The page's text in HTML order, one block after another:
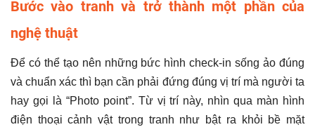
Bước vào tranh và trở thành một phần của
nghệ thuật
Để có thể tạo nên những bức hình check-in sống ảo đúng
và chuẩn xác thì bạn cần phải đứng đúng vị trí mà người ta
hay gọi là “Photo point”. Từ vị trí này, nhìn qua màn hình
điện thoại cảnh vật trong tranh như bật ra khỏi bề mặt